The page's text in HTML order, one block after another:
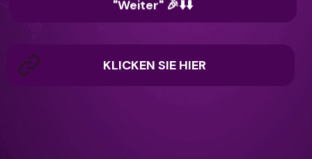
"Weiter" 🎉⬇️⬇️
KLICKEN SIE HIER